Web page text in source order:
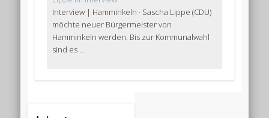
Interview | Hamminkeln · Sascha Lippe (CDU)
möchte neuer Bürgermeister von
Hamminkeln werden. Bis zur Kommunalwahl
sind es ...